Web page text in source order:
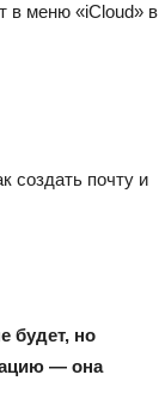
в меню «iCloud» в
создать почту и
будет, но
— она